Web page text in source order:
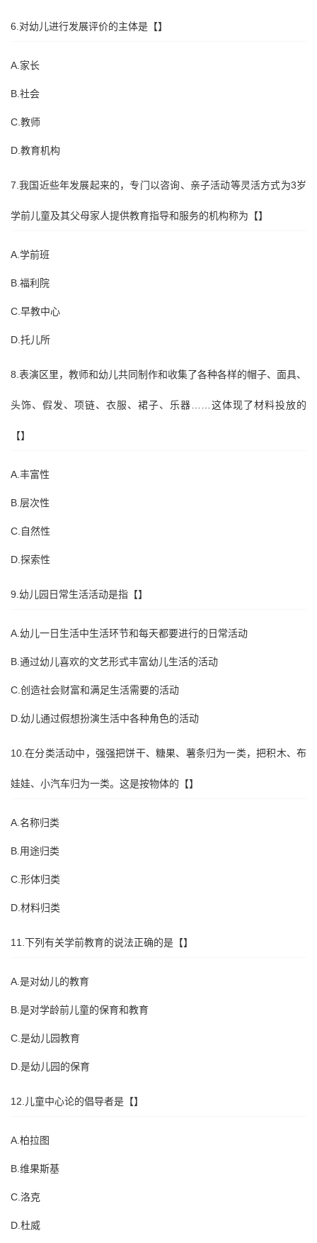
6.对幼儿进行发展评价的主体是【】
A.家长
B.社会
C.教师
D.教育机构
7.我国近些年发展起来的，专门以咨询、亲子活动等灵活方式为3岁
学前儿童及其父母家人提供教育指导和服务的机构称为【】
A.学前班
B.福利院
C.早教中心
D.托儿所
8.表演区里，教师和幼儿共同制作和收集了各种各样的帽子、面具、
头饰、假发、项链、衣服、裙子、乐器……这体现了材料投放的
【】
A.丰富性
B.层次性
C.自然性
D.探索性
9.幼儿园日常生活活动是指【】
A.幼儿一日生活中生活环节和每天都要进行的日常活动
B.通过幼儿喜欢的文艺形式丰富幼儿生活的活动
C.创造社会财富和满足生活需要的活动
D.幼儿通过假想扮演生活中各种角色的活动
10.在分类活动中，强强把饼干、糖果、薯条归为一类，把积木、布
娃娃、小汽车归为一类。这是按物体的【】
A.名称归类
B.用途归类
C.形体归类
D.材料归类
11.下列有关学前教育的说法正确的是【】
A.是对幼儿的教育
B.是对学龄前儿童的保育和教育
C.是幼儿园教育
D.是幼儿园的保育
12.儿童中心论的倡导者是【】
A.柏拉图
B.维果斯基
C.洛克
D.杜威